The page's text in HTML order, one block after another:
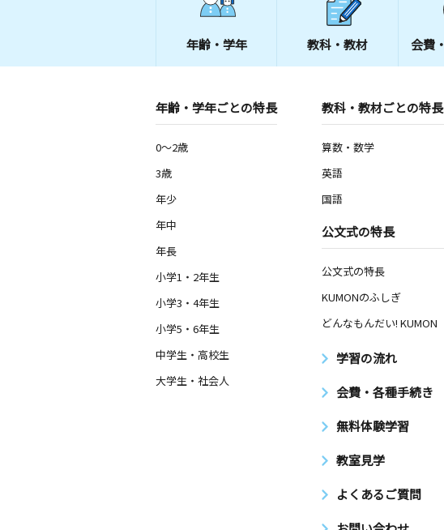
埼玉県草加市松原４丁目１－１３ メイゾン松原
緑町２丁目教室
3歳～高校生
埼玉県八潮市緑町２丁目２６－１０クローバーハ
年齢・学年 教科・教材 会費・
年齢・学年ごとの特長
0～2歳
3歳
年少
年中
年長
小学1・2年生
小学3・4年生
小学5・6年生
中学生・高校生
大学生・社会人
教科・教材ごとの特長
算数・数学
英語
国語
公文式の特長
公文式の特長
KUMONのふしぎ
どんなもんだい! KUMON
学習の流れ
会費・各種手続き
無料体験学習
教室見学
よくあるご質問